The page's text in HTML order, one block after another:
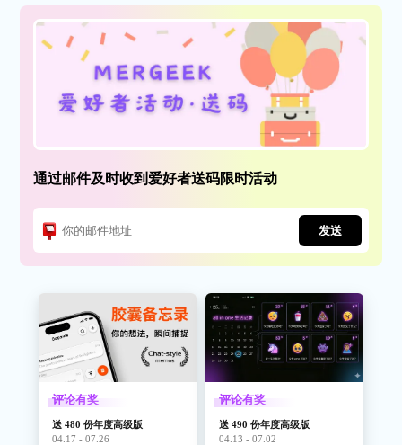
通过邮件及时收到爱好者送码限时活动
发送
评论有奖
送 480 份年度高级版
04.17 - 07.26
评论有奖
送 490 份年度高级版
04.13 - 07.02